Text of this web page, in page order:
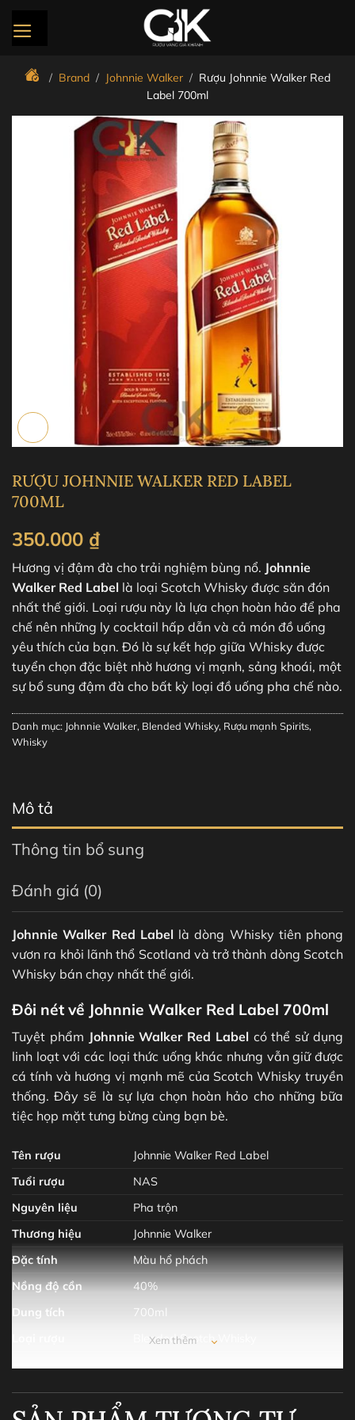
qua
dung
/ Brand / Johnnie Walker / Rượu Johnnie Walker Red
Label 700ml
RƯỢU JOHNNIE WALKER RED LABEL
700ML
350.000 ₫
Hương vị đậm đà cho trải nghiệm bùng nổ. Johnnie
Walker Red Label là loại Scotch Whisky được săn đón
nhất thế giới. Loại rượu này là lựa chọn hoàn hảo để pha
chế nên những ly cocktail hấp dẫn và cả món đồ uống
yêu thích của bạn. Đó là sự kết hợp giữa Whisky được
tuyển chọn đặc biệt nhờ hương vị mạnh, sảng khoái, một
sự bổ sung đậm đà cho bất kỳ loại đồ uống pha chế nào.
Danh mục: Johnnie Walker, Blended Whisky, Rượu mạnh Spirits,
Whisky
Mô tả
Thông tin bổ sung
Đánh giá (0)
Johnnie Walker Red Label là dòng Whisky tiên phong
vươn ra khỏi lãnh thổ Scotland và trở thành dòng Scotch
Whisky bán chạy nhất thế giới.
Đôi nét về Johnnie Walker Red Label 700ml
Tuyệt phẩm Johnnie Walker Red Label có thể sử dụng
linh loạt với các loại thức uống khác nhưng vẫn giữ được
cá tính và hương vị mạnh mẽ của Scotch Whisky truyền
thống. Đây sẽ là sự lựa chọn hoàn hảo cho những bữa
tiệc họp mặt tưng bừng cùng bạn bè.
Tên rượu
Johnnie Walker Red Label
Tuổi rượu
NAS
Nguyên liệu
Pha trộn
Thương hiệu
Johnnie Walker
Đặc tính
Màu hổ phách
Nồng độ cồn
40%
Dung tích
700ml
Blended Scotch Whisky
Câu chuyện về Johnnie Walker Red Label
Vào năm 1909, cái tên ‘Special Old Highland Whisky’
Xem thêm